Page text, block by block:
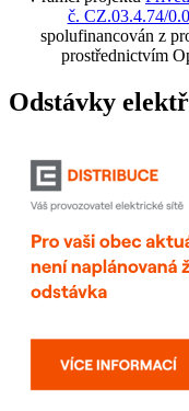
č. CZ.03.4.74/
spolufinancován z
prostřednictvím
Odstávky